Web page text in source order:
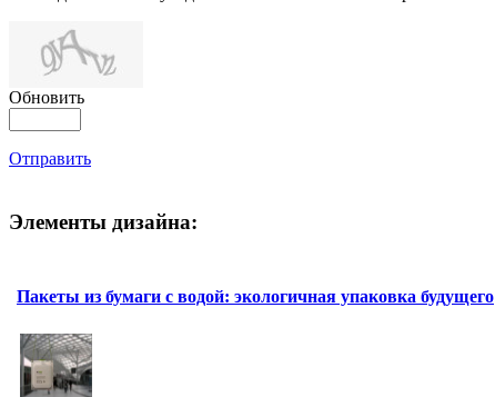
Обновить
Отправить
Элементы дизайна:
Пакеты из бумаги с водой: экологичная упаковка будущего